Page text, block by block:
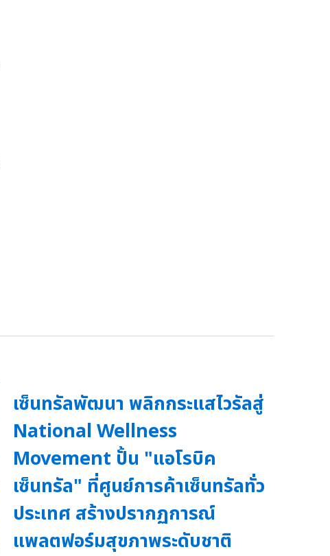
เซ็นทรัลพัฒนา พลิกกระแสไวรัลสู่
National Wellness
Movement ปั้น "แอโรบิค
เซ็นทรัล" ที่ศูนย์การค้าเซ็นทรัลทั่ว
ประเทศ สร้างปรากฏการณ์
แพลตฟอร์มสุขภาพระดับชาติ